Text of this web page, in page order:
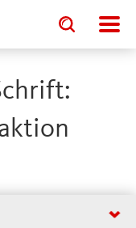
Toggle
search
input
Toggle
search
input